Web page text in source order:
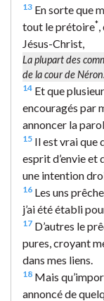
13 En sorte que
tout le prétoire*
Jésus-Christ,
La plupart des
de la cour de Néron.
14 Et que
encouragés par
annoncer la
15 Il est vrai que
esprit d’envie et
une intention
16 Les uns
j’ai été établi
17 D’autres le
pures, croyant
dans mes liens.
18 Mais
annoncé de